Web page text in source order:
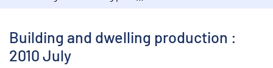
Building and dwelling production :
2010 July